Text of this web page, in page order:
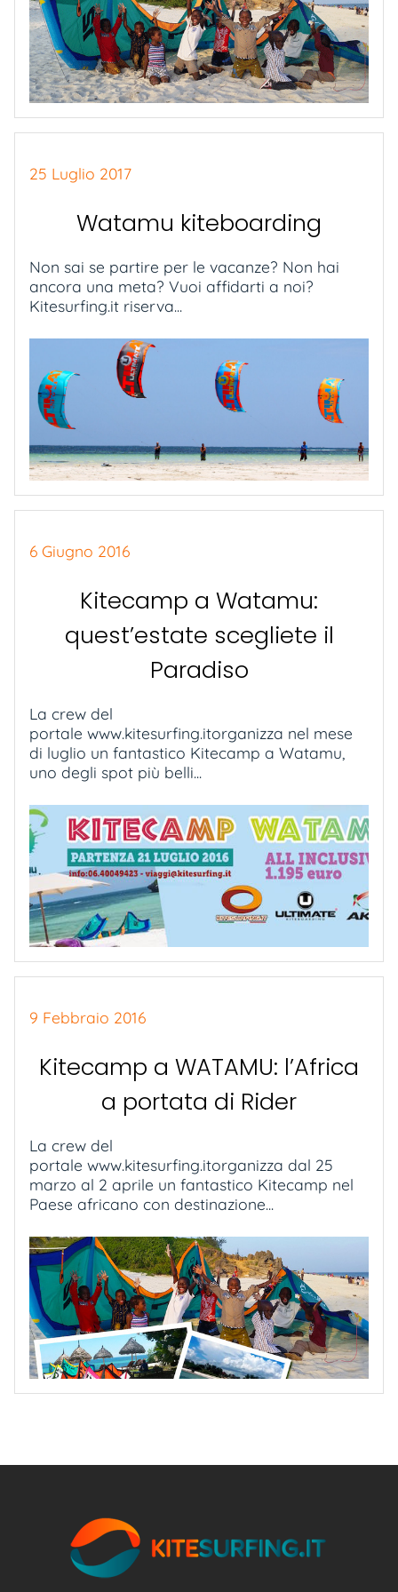
25 Luglio 2017
Watamu kiteboarding
Non sai se partire per le vacanze? Non hai
ancora una meta? Vuoi affidarti a noi?
Kitesurfing.it riserva...
6 Giugno 2016
Kitecamp a Watamu:
quest’estate scegliete il
Paradiso
La crew del
portale www.kitesurfing.itorganizza nel mese
di luglio un fantastico Kitecamp a Watamu,
uno degli spot più belli...
9 Febbraio 2016
Kitecamp a WATAMU: l’Africa
a portata di Rider
La crew del
portale www.kitesurfing.itorganizza dal 25
marzo al 2 aprile un fantastico Kitecamp nel
Paese africano con destinazione...